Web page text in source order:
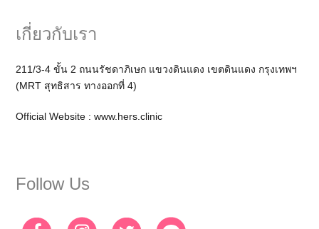
เกี่ยวกับเรา
211/3-4 ขั้น 2 ถนนรัชดาภิเษก แขวงดินแดง เขตดินแดง กรุงเทพฯ
(MRT สุทธิสาร ทางออกที่ 4)
Official Website :www.hers.clinic
Follow Us